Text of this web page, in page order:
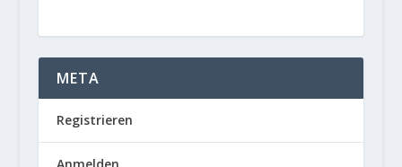
META
Registrieren
Anmelden